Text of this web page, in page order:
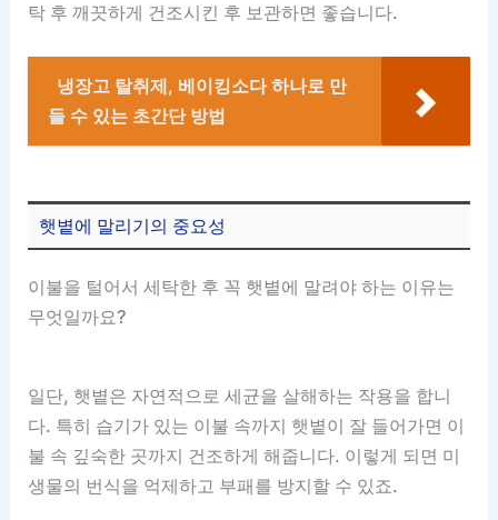
탁 후 깨끗하게 건조시킨 후 보관하면 좋습니다.
냉장고 탈취제, 베이킹소다 하나로 만
들 수 있는 초간단 방법
햇볕에 말리기의 중요성
이불을 털어서 세탁한 후 꼭 햇볕에 말려야 하는 이유는
무엇일까요?
일단, 햇볕은 자연적으로 세균을 살해하는 작용을 합니
다. 특히 습기가 있는 이불 속까지 햇볕이 잘 들어가면 이
불 속 깊숙한 곳까지 건조하게 해줍니다. 이렇게 되면 미
생물의 번식을 억제하고 부패를 방지할 수 있죠.